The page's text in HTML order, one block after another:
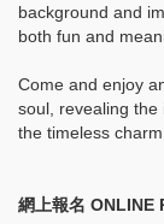
background and
both fun and
Come and enjoy
soul, revealing
the timeless
網上報名 ONLINE